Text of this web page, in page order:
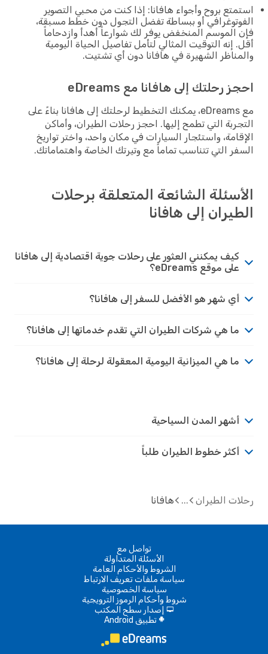
استمتع بروح وأجواء هافانا: إذا كنت من محبي التصوير
الفوتوغرافي أو ببساطة تفضل التجول دون خطط مسبقة،
فإن الموسم المنخفض يوفر لك شوارعاً أهدأ وازدحاماً
أقل. إنه التوقيت المثالي لتأمل تفاصيل الحياة اليومية
والمناظر الشهيرة في هافانا دون أي تشتيت.
احجز رحلتك إلى هافانا مع eDreams
مع eDreams، يمكنك التخطيط لرحلتك إلى هافانا بناءً على
التجربة التي تطمح إليها. احجز رحلات الطيران، وأماكن
الإقامة، واستئجار السيارات في مكان واحد، واختر تواريخ
السفر التي تتناسب تماماً مع وتيرتك الخاصة واهتماماتك.
الأسئلة الشائعة المتعلقة برحلات
الطيران إلى هافانا
كيف يمكنني العثور على رحلات جوية اقتصادية إلى هافانا
على موقع eDreams؟
أي شهر هو الأفضل للسفر إلى هافانا؟
ما هي شركات الطيران التي تقدم خدماتها إلى هافانا؟
ما هي الميزانية اليومية المعقولة لرحلة إلى هافانا؟
أشهر المدن السياحية
أكثر خطوط الطيران طلباً
رحلات الطيران هافانا
تواصل مع
الأسئلة المتداولة
الشروط والأحكام العامة
سياسة ملفات تعريف الارتباط
سياسة الخصوصية
شروط وأحكام الرموز الترويجية
d إصدار سطح المكتب
A تطبيق Android